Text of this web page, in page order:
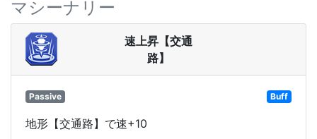
マシーナリー
速上昇【交通
路】
Passive Buff
地形【交通路】で速+10